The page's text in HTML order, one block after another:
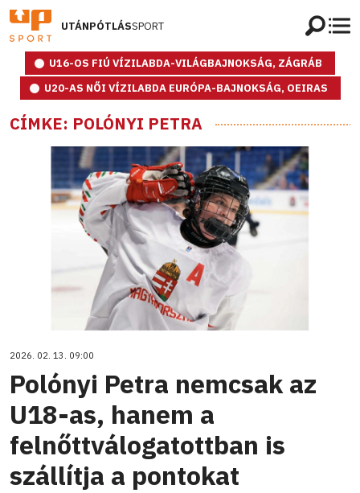
UTÁNPÓTLÁSSPORT
U16-OS FIÚ VÍZILABDA-VILÁGBAJNOKSÁG, ZÁGRÁB
U20-AS NŐI VÍZILABDA EURÓPA-BAJNOKSÁG, OEIRAS
CÍMKE: POLÓNYI PETRA
2026. 02. 13. 09:00
Polónyi Petra nemcsak az
U18-as, hanem a
felnőttválogatottban is
szállítja a pontokat